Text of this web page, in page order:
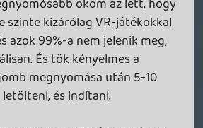
hozzáférést veszünk, de
lemondani jó
máshogy árazom
fizetem meg, hogy
vagy
hanem azt, hogy
maga a végigjátszás